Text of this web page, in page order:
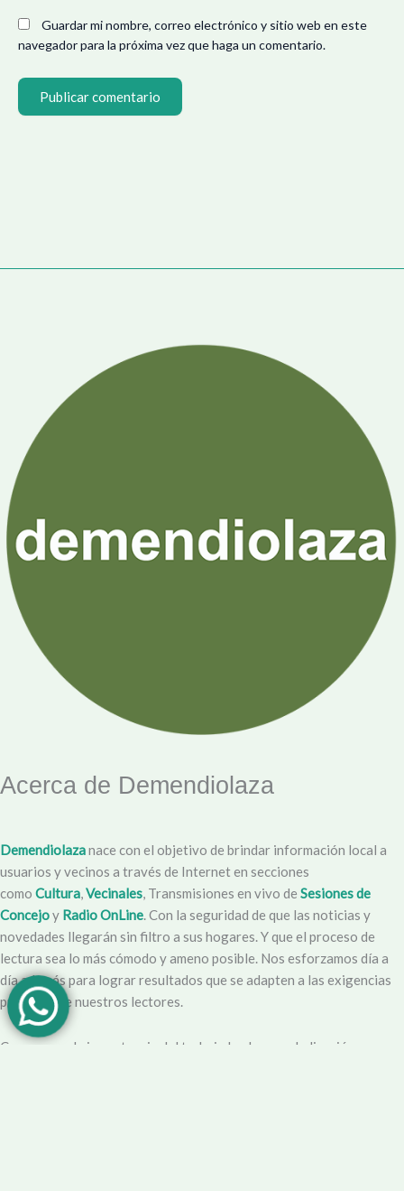
Guardar mi nombre, correo electrónico y sitio web en este
navegador para la próxima vez que haga un comentario.
Acerca de Demendiolaza
Demendiolazanace con el objetivo de brindar información local a
usuarios y vecinos a través de Internet en secciones
como Cultura,Vecinales, Transmisiones en vivo de Sesiones de
Concejoy Radio OnLine. Con la seguridad de que las noticias y
novedades llegarán sin filtro a sus hogares. Y que el proceso de
lectura sea lo más cómodo y ameno posible. Nos esforzamos día a
día además para lograr resultados que se adapten a las exigencias
propias y de nuestros lectores.
Creemos en la importancia del trabajo hecho con dedicación,